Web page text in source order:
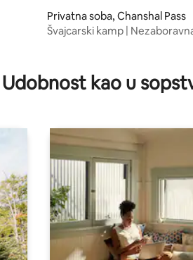
Privatna soba, Chanshal Pass
Švajcarski kamp |
Udobnost kao u